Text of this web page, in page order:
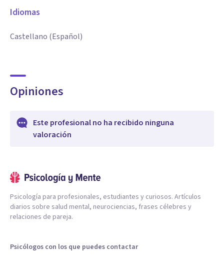
Idiomas
Castellano (Español)
Opiniones
Este profesional no ha recibido ninguna
valoración
Psicología para profesionales, estudiantes y curiosos. Artículos
diarios sobre salud mental, neurociencias, frases célebres y
relaciones de pareja.
Psicólogos con los que puedes contactar